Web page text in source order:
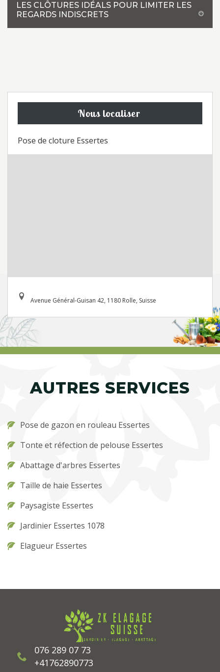
LES CLÔTURES IDÉALS POUR LIMITER LES
REGARDS INDISCRETS
Nous localiser
Pose de cloture Essertes
Avenue Général-Guisan 42, 1180 Rolle, Suisse
AUTRES SERVICES
Pose de gazon en rouleau Essertes
Tonte et réfection de pelouse Essertes
Abattage d'arbres Essertes
Taille de haie Essertes
Paysagiste Essertes
Jardinier Essertes 1078
Elagueur Essertes
076 289 07 73
+41762890773